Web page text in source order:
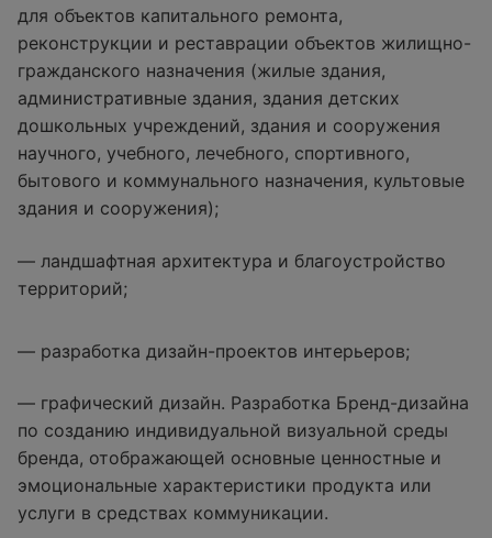
для объектов капитального ремонта,
реконструкции и реставрации объектов жилищно-
гражданского назначения (жилые здания,
административные здания, здания детских
дошкольных учреждений, здания и сооружения
научного, учебного, лечебного, спортивного,
бытового и коммунального назначения, культовые
здания и сооружения);
— ландшафтная архитектура и благоустройство
территорий;
— разработка дизайн-проектов интерьеров;
— графический дизайн. Разработка Бренд-дизайна
по созданию индивидуальной визуальной среды
бренда, отображающей основные ценностные и
эмоциональные характеристики продукта или
услуги в средствах коммуникации.